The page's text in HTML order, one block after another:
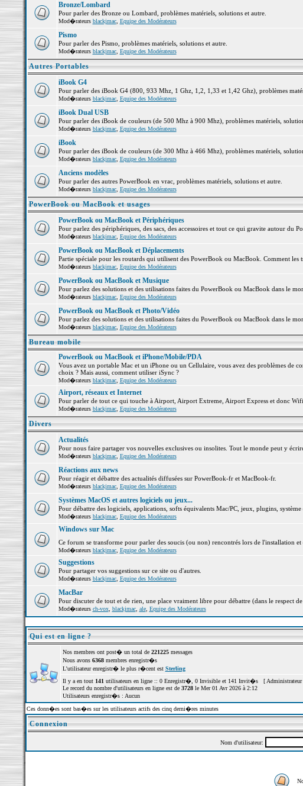
Bronze/Lombard
Pour parler des Bronze ou Lombard, problèmes matériels, solutions et autre.
Mod�rateurs blackjmac, Equipe des Modérateurs
Pismo
Pour parler des Pismo, problèmes matériels, solutions et autre.
Mod�rateurs blackjmac, Equipe des Modérateurs
Autres Portables
iBook G4
Pour parler des iBook G4 (800, 933 Mhz, 1 Ghz, 1,2, 1,33 et 1,42 Ghz), problèmes
Mod�rateurs blackjmac, Equipe des Modérateurs
iBook Dual USB
Pour parler des iBook de couleurs (de 500 Mhz à 900 Mhz), problèmes matériels,
Mod�rateurs blackjmac, Equipe des Modérateurs
iBook
Pour parler des iBook de couleurs (de 300 Mhz à 466 Mhz), problèmes matériels,
Mod�rateurs blackjmac, Equipe des Modérateurs
Anciens modèles
Pour parler des autres PowerBook en vrac, problèmes matériels, solutions et autre.
Mod�rateurs blackjmac, Equipe des Modérateurs
PowerBook ou MacBook et usages
PowerBook ou MacBook et Périphériques
Pour parlez des périphériques, des sacs, des accessoires et tout ce qui gravite autour du
Mod�rateurs blackjmac, Equipe des Modérateurs
PowerBook ou MacBook et Déplacements
Partie spéciale pour les routards qui utilisent des PowerBook ou MacBook. Comment
Mod�rateurs blackjmac, Equipe des Modérateurs
PowerBook ou MacBook et Musique
Pour parlez des solutions et des utilisations faites du PowerBook ou MacBook dans le
Mod�rateurs blackjmac, Equipe des Modérateurs
PowerBook ou MacBook et Photo/Vidéo
Pour parlez des solutions et des utilisations faites du PowerBook ou MacBook dans le
Mod�rateurs blackjmac, Equipe des Modérateurs
Bureau mobile
PowerBook ou MacBook et iPhone/Mobile/PDA
Vous avez un portable Mac et un iPhone ou un Cellulaire, vous avez des problèmes de
choix ? Mais aussi, comment utiliser iSync ?
Mod�rateurs blackjmac, Equipe des Modérateurs
Airport, réseaux et Internet
Pour parler de tout ce qui touche à Airport, Airport Extreme, Airport Express et donc
Mod�rateurs blackjmac, Equipe des Modérateurs
Divers
Actualités
Pour nous faire partager vos nouvelles exclusives ou insolites. Tout le monde peut y
Mod�rateurs blackjmac, Equipe des Modérateurs
Réactions aux news
Pour réagir et débattre des actualités diffusées sur PowerBook-fr et MacBook-fr.
Mod�rateurs blackjmac, Equipe des Modérateurs
Systèmes MacOS et autres logiciels ou jeux...
Pour débattre des logiciels, applications, softs équivalents Mac/PC, jeux, plugins, système
Mod�rateurs blackjmac, Equipe des Modérateurs
Windows sur Mac
Ce forum se transforme pour parler des soucis (ou non) rencontrés lors de l'installation
Mod�rateurs blackjmac, Equipe des Modérateurs
Suggestions
Pour partager vos suggestions sur ce site ou d'autres.
Mod�rateurs blackjmac, Equipe des Modérateurs
MacBar
Pour discuter de tout et de rien, une place vraiment libre pour débattre (dans le respect
Mod�rateurs ch-vox, blackjmac, ale, Equipe des Modérateurs
Qui est en ligne ?
Nos membres ont post� un total de 221225messages
Nous avons 6368membres enregistr�s
L'utilisateur enregistr� le plus r�cent est Sterling
Il y a en tout 141 utilisateurs en ligne :: 0 Enregistr�, 0 Invisible et 141 Invit�s [ Administrateur
Le record du nombre d'utilisateurs en ligne est de 3728le Mer 01 Avr 2026 à 2:12
Utilisateurs enregistr�s : Aucun
Ces donn�es sont bas�es sur les utilisateurs actifs des cinq derni�res minutes
Connexion
Nom d'utilisateur: